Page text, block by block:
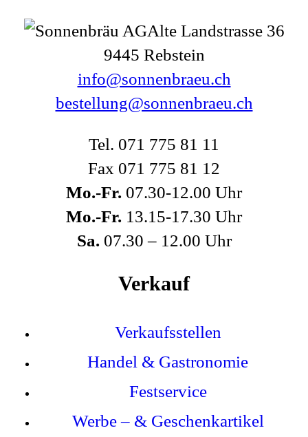
Alte Landstrasse 36
9445 Rebstein
info@sonnenbraeu.ch
bestellung@sonnenbraeu.ch
Tel. 071 775 81 11
Fax 071 775 81 12
Mo.-Fr. 07.30-12.00 Uhr
Mo.-Fr. 13.15-17.30 Uhr
Sa. 07.30 – 12.00 Uhr
Verkauf
Verkaufsstellen
Handel & Gastronomie
Festservice
Werbe – & Geschenkartikel